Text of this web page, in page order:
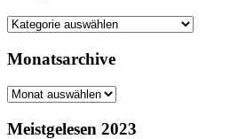
Kategorien
Monatsarchive
Monatsarchive
Meistgelesen 2023